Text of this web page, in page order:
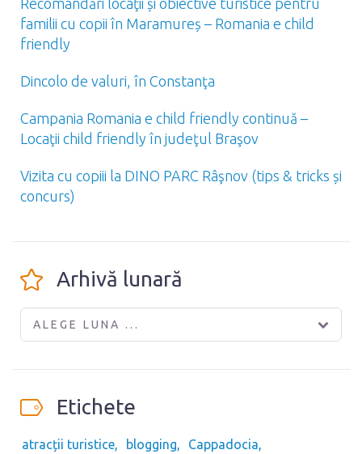
Recomandări locaţii și obiective turistice pentru
familii cu copii în Maramureș – Romania e child
friendly
Dincolo de valuri, în Constanţa
Campania Romania e child friendly continuă –
Locaţii child friendly în judeţul Braşov
Vizita cu copiii la DINO PARC Râşnov (tips & tricks și
concurs)
Arhivă lunară
ALEGE LUNA ...
Etichete
atracții turistice blogging
Cappadocia